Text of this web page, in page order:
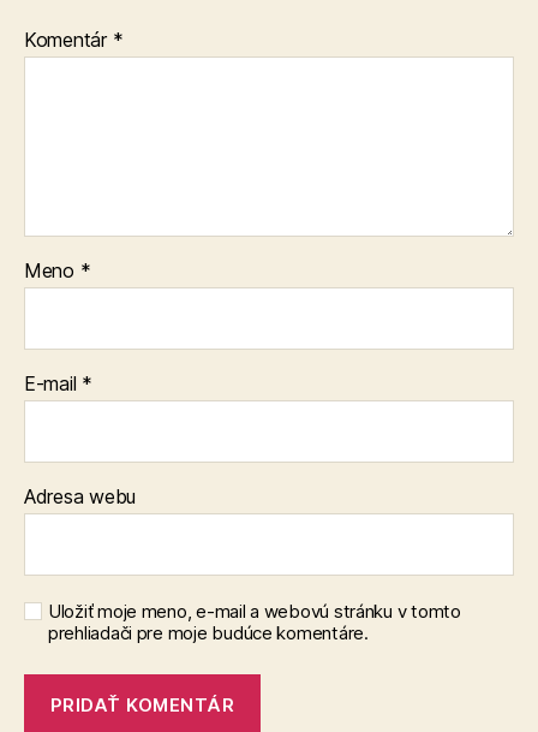
Komentár *
Meno *
E-mail *
Adresa webu
Uložiť moje meno, e-mail a webovú stránku v tomto
prehliadači pre moje budúce komentáre.